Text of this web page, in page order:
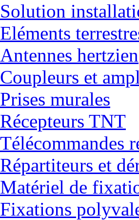
Solution
Eléments
Antennes hertzien
Coupleurs et
Prises murales
Récepteurs TNT
Télécommandes
Répartiteurs et
Matériel de
Fixations